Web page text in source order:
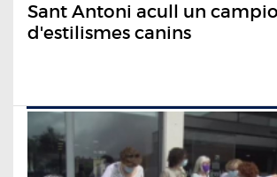
Sant Antoni acull un
d'estilismes canins